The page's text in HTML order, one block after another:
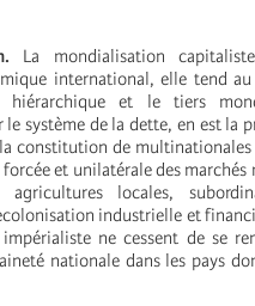
La mondialisation
international, elle tend
hiérarchique et le tiers
le système de la dette, en est la
constitution de
et unilatérale des
agricultures locales,
industrielle et
ne cessent de se
nationale dans les pays